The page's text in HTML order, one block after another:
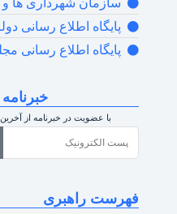
سازمان شهرداری ها
پایگاه اطلاع رسانی
پایگاه اطلاع رسانی
با عضویت در خبرنامه از
فهرست راهبری